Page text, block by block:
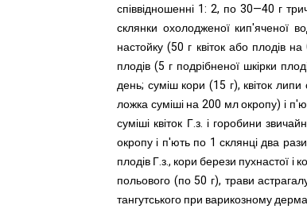
співвідношенні 1: 2, по 30—40 г
склянки охолодженої кип'яченої
настойку (50 г квіток або плодів
плодів (5 г подрібненої шкірки
день; суміш кори (15 г), квіток
ложка суміші на 200 мл окропу) і
суміші квіток Г.з. і горобини
окропу і п'ють по 1 склянці два
плодів Г.з., кори берези пухнастої і
польового (по 50 г), трави
тангутського при варикозному